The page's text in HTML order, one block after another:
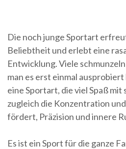
Die noch junge Sportart
Beliebtheit und erlebt eine
Entwicklung. Viele
man es erst einmal
eine Sportart, die viel Spaß mit
zugleich die Konzentration
fördert, Präzision und innere
Es ist ein Sport für die ganze